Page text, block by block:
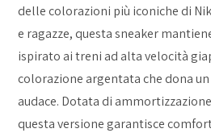
delle colorazioni più iconiche di
e ragazze, questa sneaker
ispirato ai treni ad alta velocità
colorazione argentata che dona
audace. Dotata di
questa versione garantisce